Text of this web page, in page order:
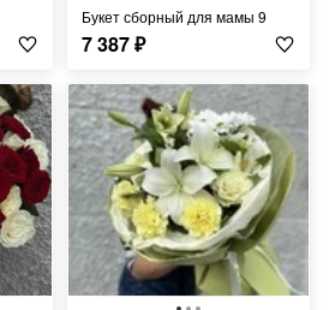
Букет сборный для мамы 9
7 387₽